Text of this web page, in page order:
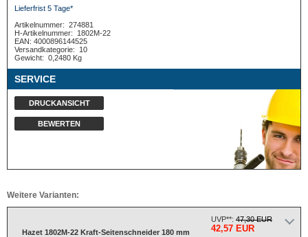
Lieferfrist 5 Tage*
Artikelnummer: 274881
H-Artikelnummer:
1802M-22
EAN: 4000896144525
Versandkategorie:
10
Gewicht: 0,2480 Kg
SERVICE
DRUCKANSICHT
BEWERTEN
Weitere Varianten:
Hazet 1802M-22 Kraft-Seitenschneider 180 mm
UVP**: 47,30 EUR
42,57 EUR